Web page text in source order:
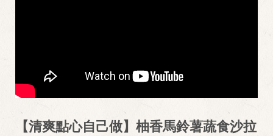
【清爽點心自己做】柚香馬鈴薯蔬食沙拉